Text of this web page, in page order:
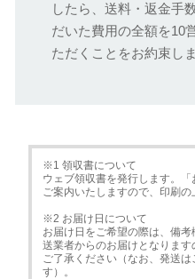
したら、送料・返金手
だいた費用の全額を10
ただくことをお約束しま
※1 領収書について
ウェブ領収書を発行します。
ご案内いたしますので、印刷の
※2 お届け日について
お届け日をご希望の際は、備
送業者からのお届けとなりま
ご了承ください（なお、発送
す）。